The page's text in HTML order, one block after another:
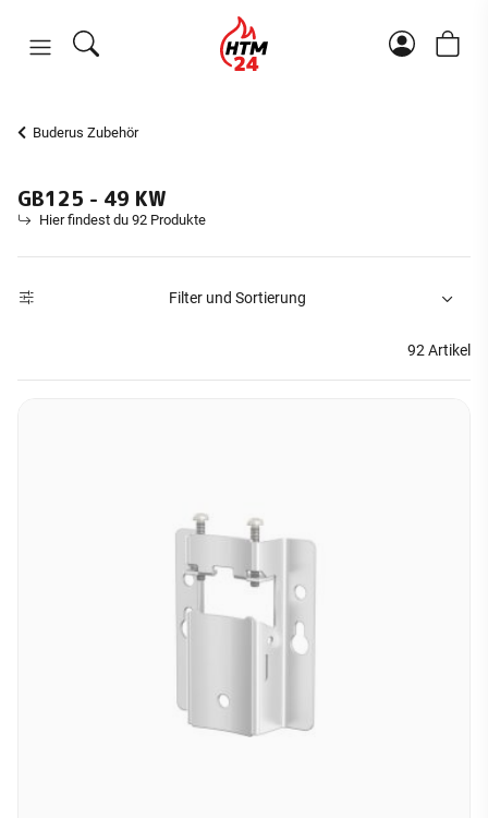
Buderus Zubehör
GB125 - 49 KW
Hier findest du 92 Produkte
Filter und Sortierung
92 Artikel